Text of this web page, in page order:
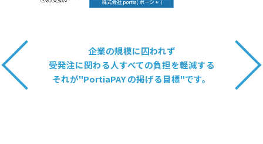
企業の規模に囚われず
受発注に関わる人すべての負担を軽減する
それが"PortiaPAY の掲げる目標"です。